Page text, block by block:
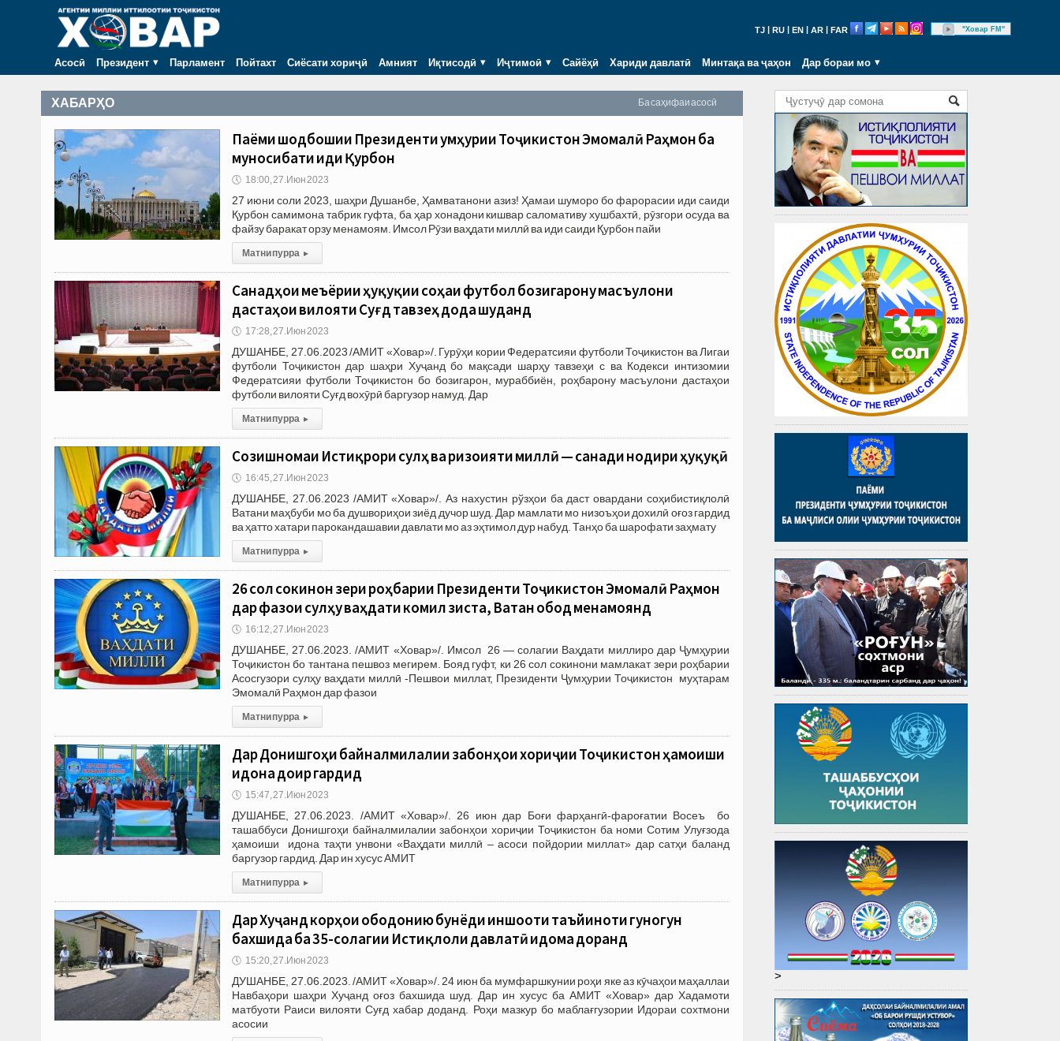
TJ RU EN AR FAR "Ховар FM"
Асосӣ Президент Парламент Пойтахт Сиёсати хориҷӣ Амният Иқтисодӣ Иҷтимоӣ Сайёҳӣ Хариди давлатӣ Минтақа ва ҷаҳон Дар бораи мо
Ба саҳифаи асосӣ
ХАБАРҲО
Паёми шодбошии Президенти Ҷумҳурии Тоҷикистон Эмомалӣ Раҳмон ба
муносибати иди Қурбон
🕔 18:00, 27.Июн 2023
27 июни соли 2023, шаҳри Душанбе, Ҳамватанони азиз! Ҳамаи шуморо бо фарорасии иди саиди
Қурбон самимона табрик гуфта, ба ҳар хонадони кишвар саломативу хушбахтӣ, рӯзгори осуда ва
файзу баракат орзу менамоям. Имсол Рӯзи ваҳдати миллӣ ва иди саиди Қурбон пайи
Матни пурра ▸
Санадҳои меъёрии ҳуқуқии соҳаи футбол бозигарону масъулони
дастаҳои вилояти Суғд тавзеҳ дода шуданд
🕔 17:28, 27.Июн 2023
ДУШАНБЕ, 27.06.2023 /АМИТ «Ховар»/. Гурӯҳи кории Федератсияи футболи Тоҷикистон ва Лигаи
футболи Тоҷикистон дар шаҳри Хуҷанд бо мақсади шарҳу тавзеҳи с ва Кодекси интизомии
Федератсияи футболи Тоҷикистон бо бозигарон, мураббиён, роҳбарону масъулони дастаҳои
футболи вилояти Суғд вохӯрӣ баргузор намуд. Дар
Матни пурра ▸
Созишномаи Истиқрори сулҳ ва ризоияти миллӣ — санади нодири ҳуқуқӣ
🕔 16:45, 27.Июн 2023
ДУШАНБЕ, 27.06.2023 /АМИТ «Ховар»/. Аз нахустин рўзҳои ба даст овардани соҳибистиқлолӣ
Ватани маҳбуби мо ба душвориҳои зиёд дучор шуд. Дар мамлати мо низоъҳои дохилӣ оғоз гардид
ва ҳатто хатари парокандашавии давлати мо аз эҳтимол дур набуд. Танҳо ба шарофати заҳмату
Матни пурра ▸
26 сол сокинон зери роҳбарии Президенти Тоҷикистон Эмомалӣ Раҳмон
дар фазои сулҳу ваҳдати комил зиста, Ватан обод менамоянд
🕔 16:12, 27.Июн 2023
ДУШАНБЕ, 27.06.2023. /АМИТ «Ховар»/. Имсол 26 — солагии Ваҳдати миллиро дар Ҷумҳурии
Тоҷикистон бо тантана пешвоз мегирем. Бояд гуфт, ки 26 сол сокинони мамлакат зери роҳбарии
Асосгузори сулҳу ваҳдати миллӣ -Пешвои миллат, Президенти Ҷумҳурии Тоҷикистон муҳтарам
Эмомалӣ Раҳмон дар фазои
Матни пурра ▸
Дар Донишгоҳи байналмилалии забонҳои хориҷии Тоҷикистон ҳамоиши
идона доир гардид
🕔 15:47, 27.Июн 2023
ДУШАНБЕ, 27.06.2023. /АМИТ «Ховар»/. 26 июн дар Боғи фарҳангӣ-фароғатии Восеъ бо
ташаббуси Донишгоҳи байналмилалии забонҳои хориҷии Тоҷикистон ба номи Сотим Улуғзода
ҳамоиши идона таҳти унвони «Ваҳдати миллӣ – асоси пойдории миллат» дар сатҳи баланд
баргузор гардид. Дар ин хусус АМИТ
Матни пурра ▸
Дар Хуҷанд корҳои ободонию бунёди иншооти таъйиноти гуногун
бахшида ба 35-солагии Истиқлоли давлатӣ идома доранд
🕔 15:20, 27.Июн 2023
ДУШАНБЕ, 27.06.2023. /АМИТ «Ховар»/. 24 июн ба мумфаршкунии роҳи яке аз кӯчаҳои маҳаллаи
Навбаҳори шаҳри Хуҷанд оғоз бахшида шуд. Дар ин хусус ба АМИТ «Ховар» дар Хадамоти
матбуоти Раиси вилояти Суғд хабар доданд. Роҳи мазкур бо маблағгузории Идораи сохтмони
асосии
>